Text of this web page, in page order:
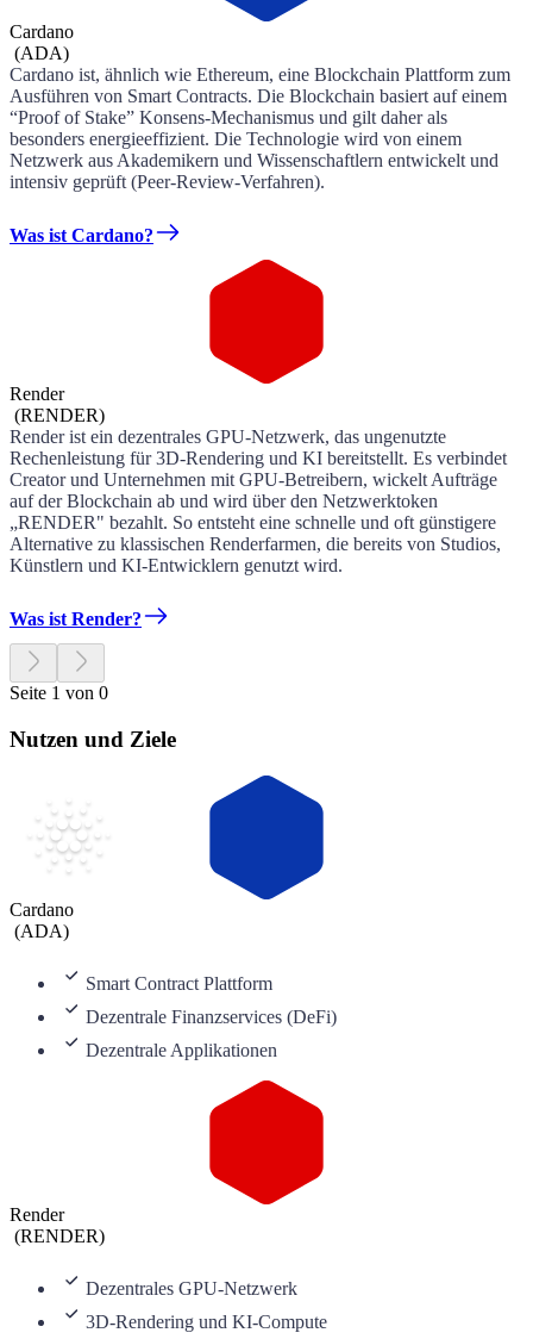
Cardano
(ADA)
Cardano ist, ähnlich wie Ethereum, eine Blockchain Plattform zum
Ausführen von Smart Contracts. Die Blockchain basiert auf einem
“Proof of Stake” Konsens-Mechanismus und gilt daher als
besonders energieeffizient. Die Technologie wird von einem
Netzwerk aus Akademikern und Wissenschaftlern entwickelt und
intensiv geprüft (Peer-Review-Verfahren).
Was ist Cardano?
Render
(RENDER)
Render ist ein dezentrales GPU-Netzwerk, das ungenutzte
Rechenleistung für 3D-Rendering und KI bereitstellt. Es verbindet
Creator und Unternehmen mit GPU-Betreibern, wickelt Aufträge
auf der Blockchain ab und wird über den Netzwerktoken
„RENDER" bezahlt. So entsteht eine schnelle und oft günstigere
Alternative zu klassischen Renderfarmen, die bereits von Studios,
Künstlern und KI-Entwicklern genutzt wird.
Was ist Render?
Seite 1 von 0
Nutzen und Ziele
Cardano
(ADA)
Smart Contract Plattform
Dezentrale Finanzservices (DeFi)
Dezentrale Applikationen
Render
(RENDER)
Dezentrales GPU-Netzwerk
3D-Rendering und KI-Compute